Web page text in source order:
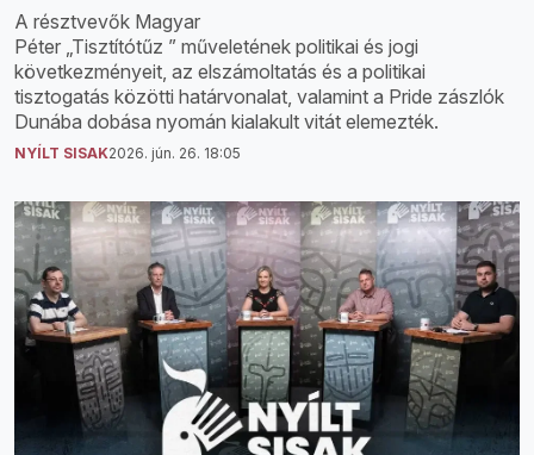
A résztvevők Magyar
Péter „Tisztítótűz ” műveletének politikai és jogi
következményeit, az elszámoltatás és a politikai
tisztogatás közötti határvonalat, valamint a Pride zászlók
Dunába dobása nyomán kialakult vitát elemezték.
NYÍLT SISAK2026. jún. 26. 18:05